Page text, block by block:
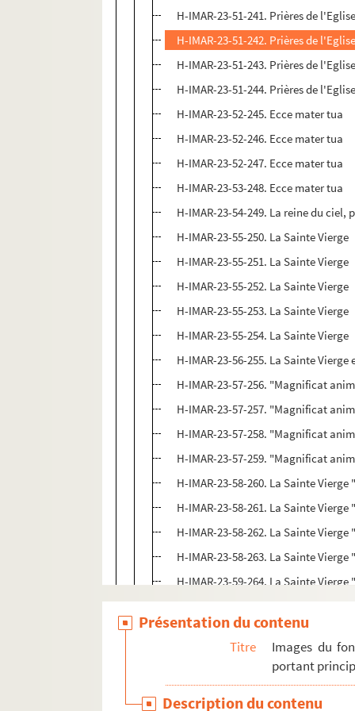
H-IMAR-23-51-241. Prières de
H-IMAR-23-51-242. Prières de
H-IMAR-23-51-243. Prières de
H-IMAR-23-51-244. Prières de
H-IMAR-23-52-245. Ecce mater tua
H-IMAR-23-52-246. Ecce mater tua
H-IMAR-23-52-247. Ecce mater tua
H-IMAR-23-53-248. Ecce mater tua
H-IMAR-23-54-249. La reine du ciel,
H-IMAR-23-55-250. La Sainte Vierge
H-IMAR-23-55-251. La Sainte Vierge
H-IMAR-23-55-252. La Sainte Vierge
H-IMAR-23-55-253. La Sainte Vierge
H-IMAR-23-55-254. La Sainte Vierge
H-IMAR-23-56-255. La Sainte Vierge
H-IMAR-23-57-256. "Magnificat
H-IMAR-23-57-257. "Magnificat
H-IMAR-23-57-258. "Magnificat
H-IMAR-23-57-259. "Magnificat
H-IMAR-23-58-260. La Sainte
H-IMAR-23-58-261. La Sainte
H-IMAR-23-58-262. La Sainte
H-IMAR-23-58-263. La Sainte
H-IMAR-23-59-264. La Sainte
H-IMAR-23-59-265. La Sainte
H-IMAR-23-59-266. La Sainte
H-IMAR-23-59-267. La Sainte
H-IMAR-23-59-269. La Sainte
Présentation du contenu
Titre
Images du
portant
Description du contenu